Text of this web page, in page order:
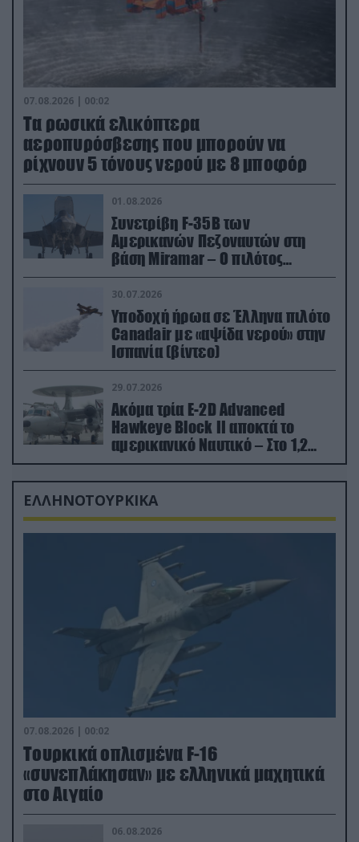
07.08.2026 | 00:02
Τα ρωσικά ελικόπτερα
αεροπυρόσβεσης που μπορούν να
ρίχνουν 5 τόνους νερού με 8 μποφόρ
01.08.2026
Συνετρίβη F-35B των
Αμερικανών Πεζοναυτών στη
βάση Miramar – Ο πιλότος
εκτινάχθηκε εγκαίρως
30.07.2026
Υποδοχή ήρωα σε Έλληνα πιλότο
Canadair με «αψίδα νερού» στην
Ισπανία (βίντεο)
29.07.2026
Ακόμα τρία E-2D Advanced
Hawkeye Block II αποκτά το
αμερικανικό Ναυτικό – Στο 1,2
δισ.δολάρια το κόστος
ΕΛΛΗΝΟΤΟΥΡΚΙΚΑ
07.08.2026 | 00:02
Τουρκικά οπλισμένα F-16
«συνεπλάκησαν» με ελληνικά μαχητικά
στο Αιγαίο
06.08.2026